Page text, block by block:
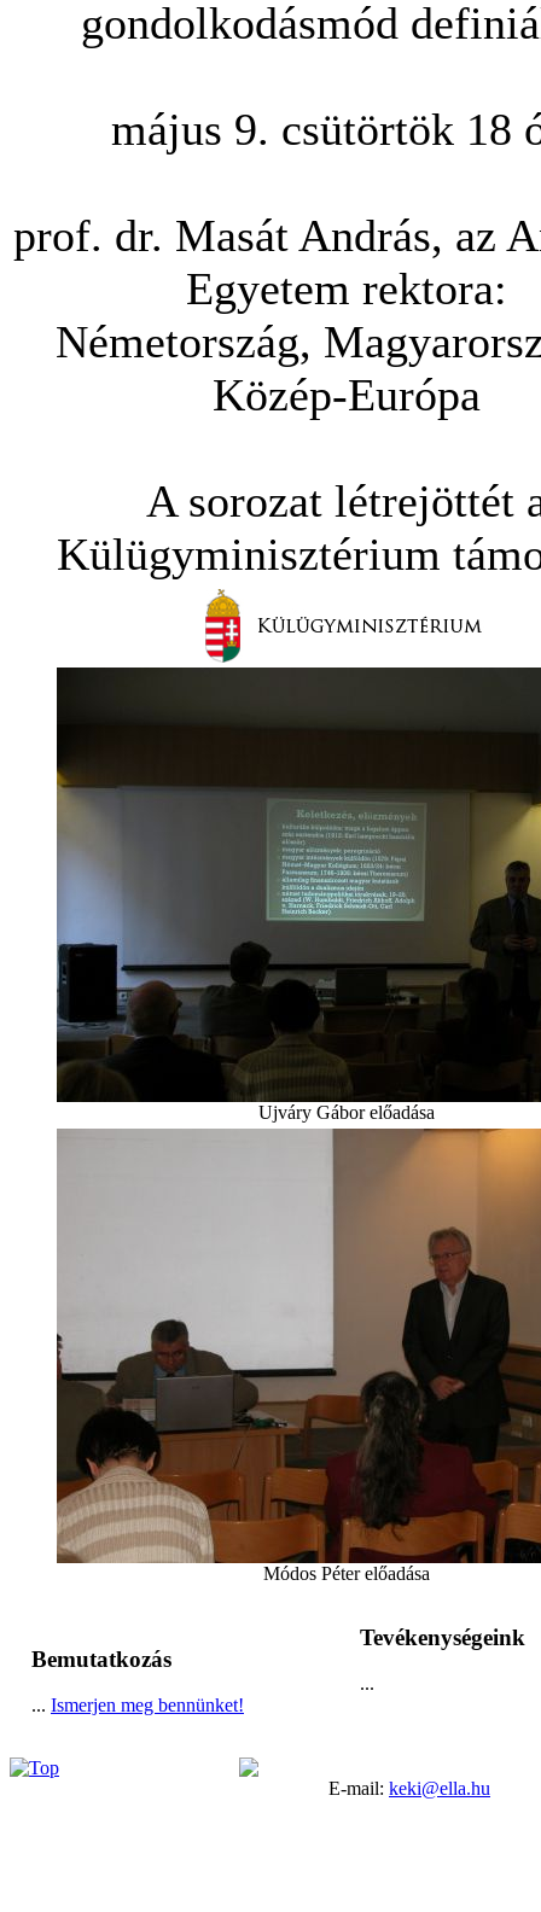
gondolkodásmód
május 9. csütörtök 18
prof. dr. Masát András, az
Egyetem rektora:
Németország,
Közép-Európa
A sorozat létrejöttét
Külügyminisztérium
Ujváry Gábor előadása
Módos Péter előadása
Bemutatkozás
... Ismerjen meg bennünket!
Tevékenységeink
...
E-mail: keki@ella.hu